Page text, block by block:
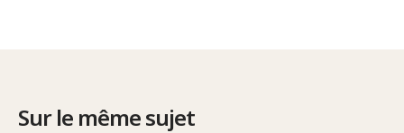
Sur le même sujet